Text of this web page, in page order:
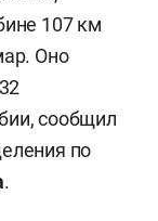
107 км
Оно
сообщил
по
.